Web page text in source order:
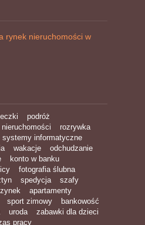
rynek nieruchomości w
podróż
nieruchomości
rozrywka
systemy informatyczne
wakacje
odchudzanie
konto w banku
fotografia ślubna
spedycja
szafy
apartamenty
sport zimowy
bankowość
uroda
zabawki dla dzieci
pracy